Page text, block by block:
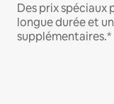
Des prix spéciaux
longue durée et
supplémentaires.*